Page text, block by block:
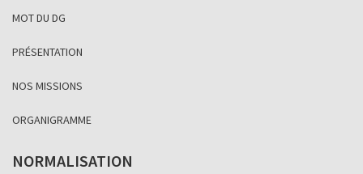
MOT DU DG
PRÉSENTATION
NOS MISSIONS
ORGANIGRAMME
NORMALISATION